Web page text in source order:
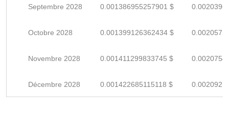
Septembre 2028 0.001386955257901 $
Octobre 2028 0.001399126362434 $
Novembre 2028 0.001411299833745 $
Décembre 2028 0.001422685115118 $